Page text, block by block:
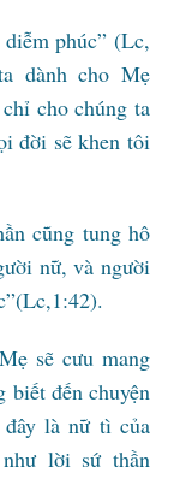
phúc” (Lc,
dành cho Mẹ
cho chúng ta
đời sẽ khen tôi
cũng tung hô
nữ, và người
sẽ cưu mang
đến chuyện
là nữ tì của
lời sứ thần